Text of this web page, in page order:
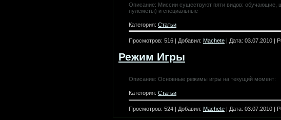
Описание: Миссии существуют пяти видов: обучающие,
пулемёты) и специальные
Категория: Статьи
Просмотров: 516 | Добавил: Machete | Дата: 03.07.2010 |
Режим Игры
Описание: Основные режимы игры на текущий момент:
Категория: Статьи
Просмотров: 524 | Добавил: Machete | Дата: 03.07.2010 |